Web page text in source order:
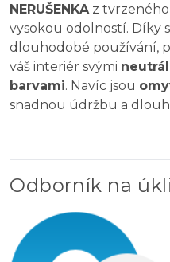
NERUŠENKA z
vysokou odolností. Díky
dlouhodobé používání,
váš interiér svými
barvami. Navíc jsou
snadnou údržbu a
Odborník na